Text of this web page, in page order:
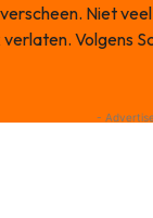
Niet
Volgens
-